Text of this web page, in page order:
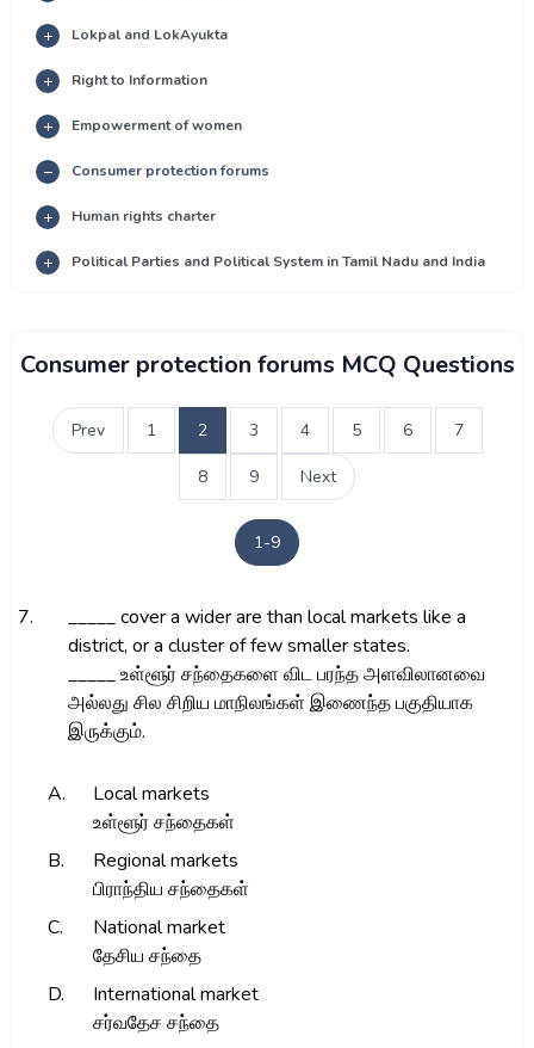
Lokpal and LokAyukta
Right to Information
Empowerment of women
Consumer protection forums
Human rights charter
Political Parties and Political System in Tamil Nadu and India
Consumer protection forums MCQ Questions
Prev 1 2 3 4 5 6 7
8 9 Next
1-9
7.
_____ cover a wider are than local markets like a
district, or a cluster of few smaller states.
_____ உள்ளூர் சந்தைகளை விட பரந்த அளவிலானவை
அல்லது சில சிறிய மாநிலங்கள் இணைந்த பகுதியாக
இருக்கும்.
A.
Local markets
உள்ளூர் சந்தைகள்
B.
Regional markets
பிராந்திய சந்தைகள்
C.
National market
தேசிய சந்தை
D.
International market
சர்வதேச சந்தை